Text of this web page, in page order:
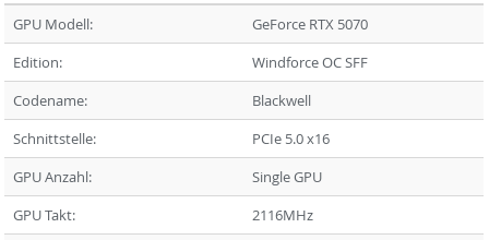
GPU Modell:
GeForce RTX 5070
Edition:
Windforce OC SFF
Codename:
Blackwell
Schnittstelle:
PCIe 5.0 x16
GPU Anzahl:
Single GPU
GPU Takt:
2116MHz